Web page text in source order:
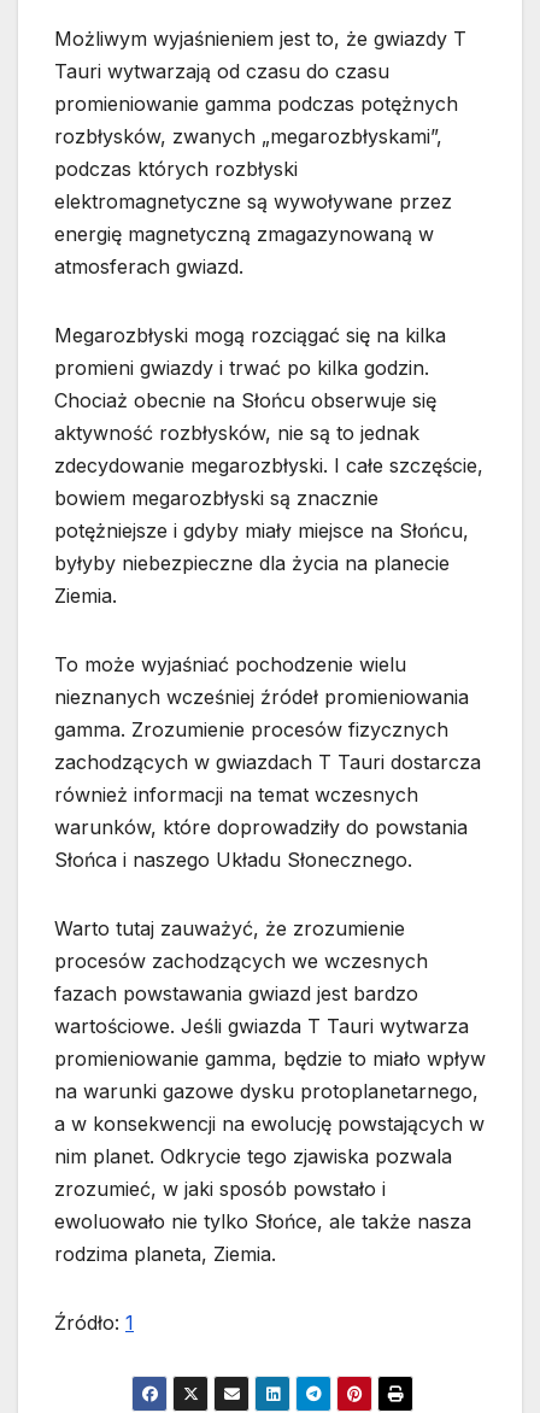
Możliwym wyjaśnieniem jest to, że gwiazdy T
Tauri wytwarzają od czasu do czasu
promieniowanie gamma podczas potężnych
rozbłysków, zwanych „megarozbłyskami”,
podczas których rozbłyski
elektromagnetyczne są wywoływane przez
energię magnetyczną zmagazynowaną w
atmosferach gwiazd.
Megarozbłyski mogą rozciągać się na kilka
promieni gwiazdy i trwać po kilka godzin.
Chociaż obecnie na Słońcu obserwuje się
aktywność rozbłysków, nie są to jednak
zdecydowanie megarozbłyski. I całe szczęście,
bowiem megarozbłyski są znacznie
potężniejsze i gdyby miały miejsce na Słońcu,
byłyby niebezpieczne dla życia na planecie
Ziemia.
To może wyjaśniać pochodzenie wielu
nieznanych wcześniej źródeł promieniowania
gamma. Zrozumienie procesów fizycznych
zachodzących w gwiazdach T Tauri dostarcza
również informacji na temat wczesnych
warunków, które doprowadziły do powstania
Słońca i naszego Układu Słonecznego.
Warto tutaj zauważyć, że zrozumienie
procesów zachodzących we wczesnych
fazach powstawania gwiazd jest bardzo
wartościowe. Jeśli gwiazda T Tauri wytwarza
promieniowanie gamma, będzie to miało wpływ
na warunki gazowe dysku protoplanetarnego,
a w konsekwencji na ewolucję powstających w
nim planet. Odkrycie tego zjawiska pozwala
zrozumieć, w jaki sposób powstało i
ewoluowało nie tylko Słońce, ale także nasza
rodzima planeta, Ziemia.
Źródło: 1